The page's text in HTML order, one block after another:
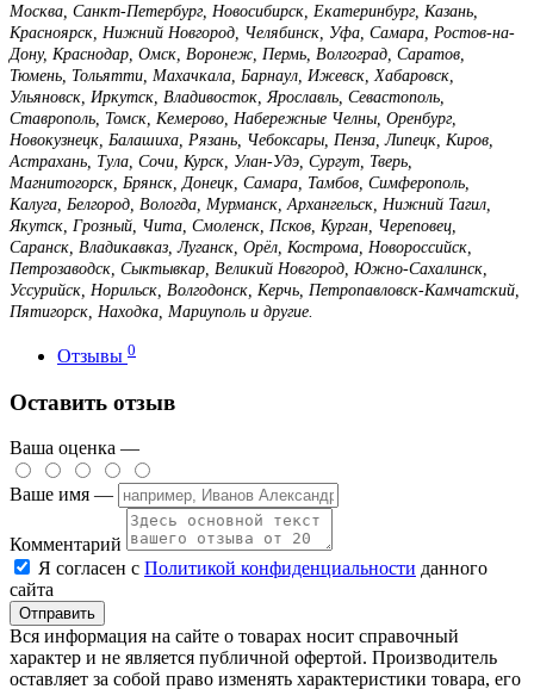
Москва, Санкт-Петербург, Новосибирск, Екатеринбург, Казань,
Красноярск, Нижний Новгород, Челябинск, Уфа, Самара, Ростов-на-
Дону, Краснодар, Омск, Воронеж, Пермь, Волгоград, Саратов,
Тюмень, Тольятти, Махачкала, Барнаул, Ижевск, Хабаровск,
Ульяновск, Иркутск, Владивосток, Ярославль, Севастополь,
Ставрополь, Томск, Кемерово, Набережные Челны, Оренбург,
Новокузнецк, Балашиха, Рязань, Чебоксары, Пенза, Липецк, Киров,
Астрахань, Тула, Сочи, Курск, Улан-Удэ, Сургут, Тверь,
Магнитогорск, Брянск, Донецк, Самара, Тамбов, Симферополь,
Калуга, Белгород, Вологда, Мурманск, Архангельск, Нижний Тагил,
Якутск, Грозный, Чита, Смоленск, Псков, Курган, Череповец,
Саранск, Владикавказ, Луганск, Орёл, Кострома, Новороссийск,
Петрозаводск, Сыктывкар, Великий Новгород, Южно-Сахалинск,
Уссурийск, Норильск, Волгодонск, Керчь, Петропавловск-Камчатский,
Пятигорск, Находка, Мариуполь и другие.
Отзывы 0
Оставить отзыв
Ваша оценка —
Ваше имя —
Комментарий
Я согласен с Политикой конфиденциальности данного
сайта
Вся информация на сайте о товарах носит справочный
характер и не является публичной офертой. Производитель
оставляет за собой право изменять характеристики товара, его